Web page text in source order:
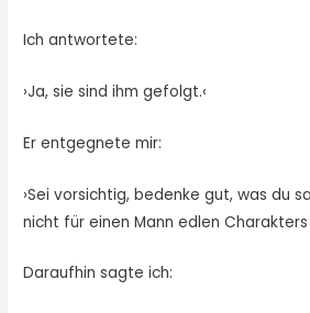
Ich antwortete:
›Ja, sie sind ihm gefolgt.‹
Er entgegnete mir:
›Sei vorsichtig, bedenke gut, was du
nicht für einen Mann edlen Charakters
Daraufhin sagte ich: